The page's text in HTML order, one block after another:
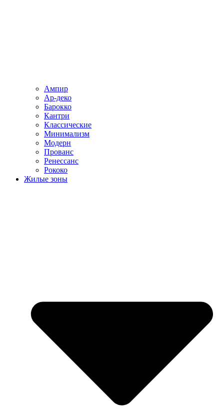
Ампир
Ар-деко
Барокко
Кантри
Классические
Минимализм
Модерн
Прованс
Ренессанс
Рококо
Жилые зоны